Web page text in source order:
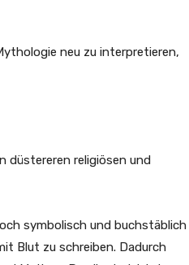
neu zu interpretieren,
düstereren religiösen und
symbolisch und buchstäblich
Blut zu schreiben. Dadurch